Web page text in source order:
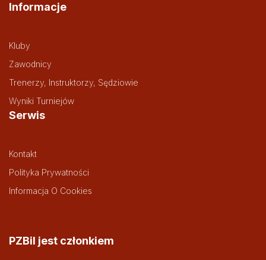
Informacje
Kluby
Zawodnicy
Trenerzy, Instruktorzy, Sędziowie
Wyniki Turniejów
Serwis
Kontakt
Polityka Prywatności
Informacja O Cookies
PZBil jest członkiem